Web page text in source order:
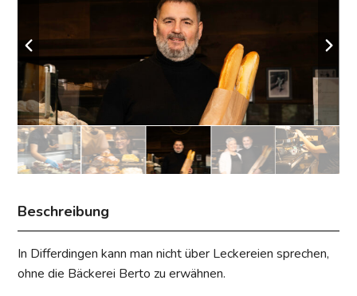
Beschreibung
In Differdingen kann man nicht über Leckereien sprechen,
ohne die Bäckerei Berto zu erwähnen.